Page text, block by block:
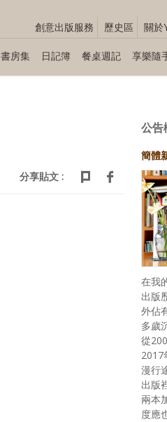
創意出版服務 歷史區 關於
書房集 日記簿 餐桌週記 享樂隨
分享貼文 :
公告
簡體
在我
出版
外佔
多歲
從
2017
漫行
出版
兩本
度應